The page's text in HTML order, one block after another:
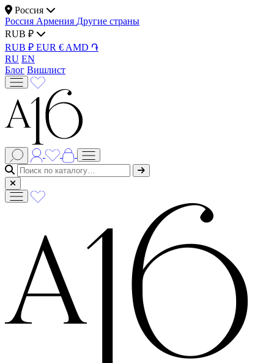
Россия
Россия Армения Другие страны
RUB ₽
RUB ₽ EUR € AMD ֏
RU EN
Блог Вишлист